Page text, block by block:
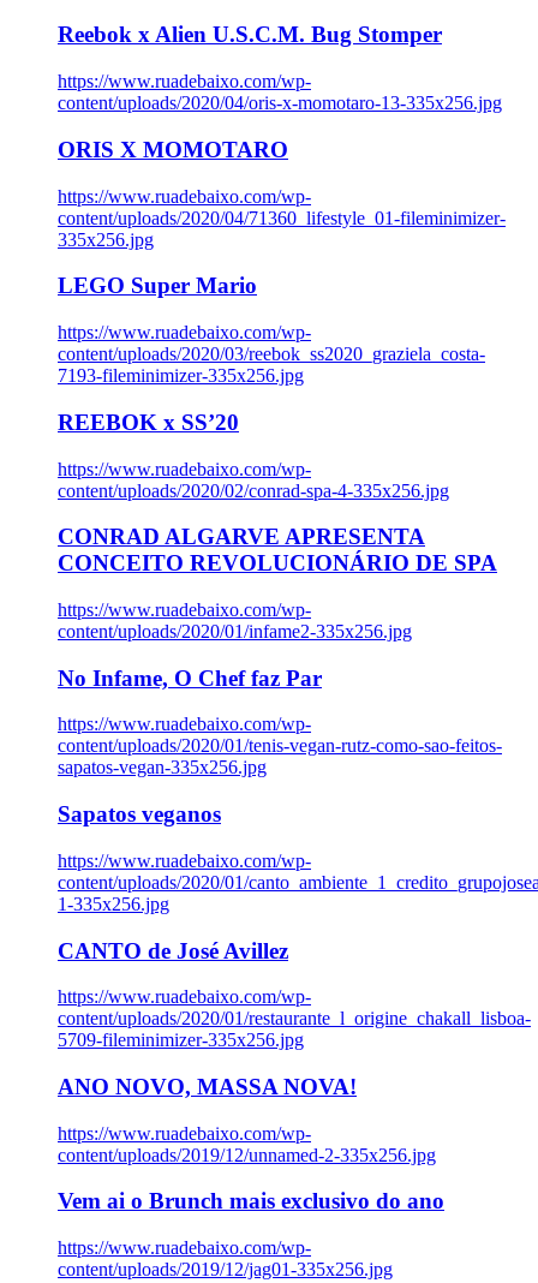
Reebok x Alien U.S.C.M. Bug Stomper
https://www.ruadebaixo.com/wp-
content/uploads/2020/04/oris-x-momotaro-13-335x256.jpg
ORIS X MOMOTARO
https://www.ruadebaixo.com/wp-
content/uploads/2020/04/71360_lifestyle_01-fileminimizer-
335x256.jpg
LEGO Super Mario
https://www.ruadebaixo.com/wp-
content/uploads/2020/03/reebok_ss2020_graziela_costa-
7193-fileminimizer-335x256.jpg
REEBOK x SS’20
https://www.ruadebaixo.com/wp-
content/uploads/2020/02/conrad-spa-4-335x256.jpg
CONRAD ALGARVE APRESENTA
CONCEITO REVOLUCIONÁRIO DE SPA
https://www.ruadebaixo.com/wp-
content/uploads/2020/01/infame2-335x256.jpg
No Infame, O Chef faz Par
https://www.ruadebaixo.com/wp-
content/uploads/2020/01/tenis-vegan-rutz-como-sao-feitos-
sapatos-vegan-335x256.jpg
Sapatos veganos
https://www.ruadebaixo.com/wp-
content/uploads/2020/01/
1-335x256.jpg
CANTO de José Avillez
https://www.ruadebaixo.com/wp-
content/uploads/2020/01/restaurante_l_origine_chakall_lisboa-
5709-fileminimizer-335x256.jpg
ANO NOVO, MASSA NOVA!
https://www.ruadebaixo.com/wp-
content/uploads/2019/12/unnamed-2-335x256.jpg
Vem ai o Brunch mais exclusivo do ano
https://www.ruadebaixo.com/wp-
content/uploads/2019/12/jag01-335x256.jpg